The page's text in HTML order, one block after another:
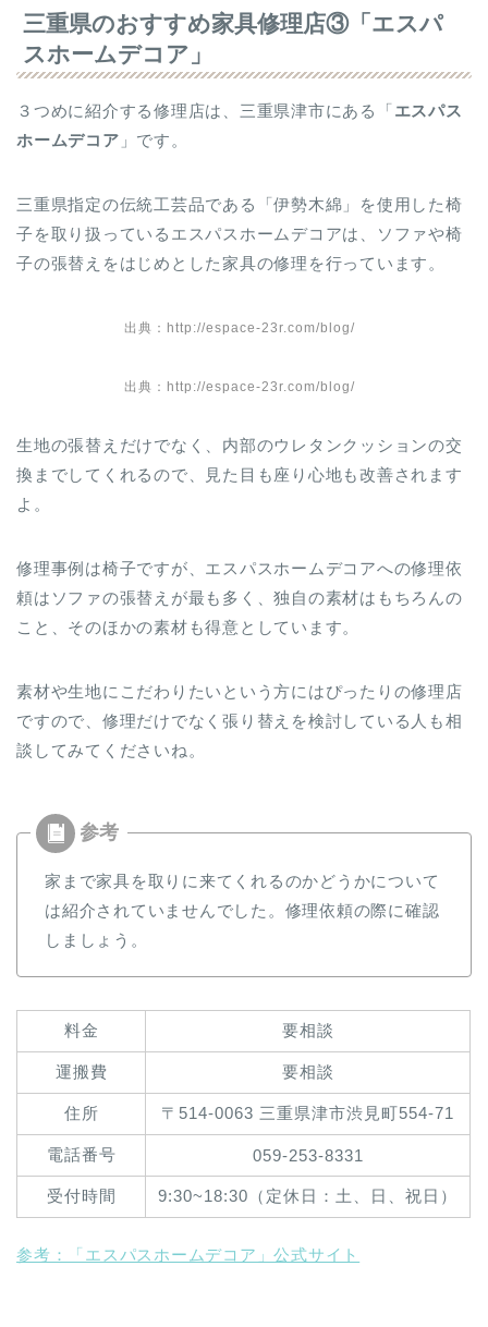
三重県のおすすめ家具修理店③「エスパ
スホームデコア」
３つめに紹介する修理店は、三重県津市にある「 エスパス
ホームデコア 」です。
三重県指定の伝統工芸品である「伊勢木綿」を使用した椅
子を取り扱っているエスパスホームデコアは、ソファや椅
子の張替えをはじめとした家具の修理を行っています。
出典：http://espace-23r.com/blog/
出典：http://espace-23r.com/blog/
生地の張替えだけでなく、内部のウレタンクッションの交
換までしてくれるので、見た目も座り心地も改善されます
よ。
修理事例は椅子ですが、エスパスホームデコアへの修理依
頼はソファの張替えが最も多く、独自の素材はもちろんの
こと、そのほかの素材も得意としています。
素材や生地にこだわりたいという方にはぴったりの修理店
ですので、修理だけでなく張り替えを検討している人も相
談してみてくださいね。
家まで家具を取りに来てくれるのかどうかについて
は紹介されていませんでした。修理依頼の際に確認
しましょう。
料金 要相談
運搬費 要相談
住所 〒514-0063 三重県津市渋見町554-71
電話番号 059-253-8331
受付時間 9:30~18:30（定休日：土、日、祝日）
参考：「エスパスホームデコア」公式サイト